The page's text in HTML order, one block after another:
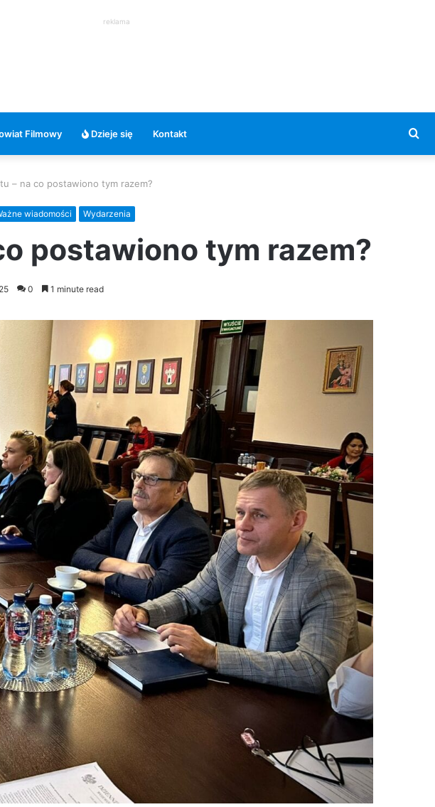
reklama
Filmowy Dzieje się Kontakt
– na co postawiono tym razem?
wiadomości Wydarzenia
postawiono tym razem?
0 1 minute read